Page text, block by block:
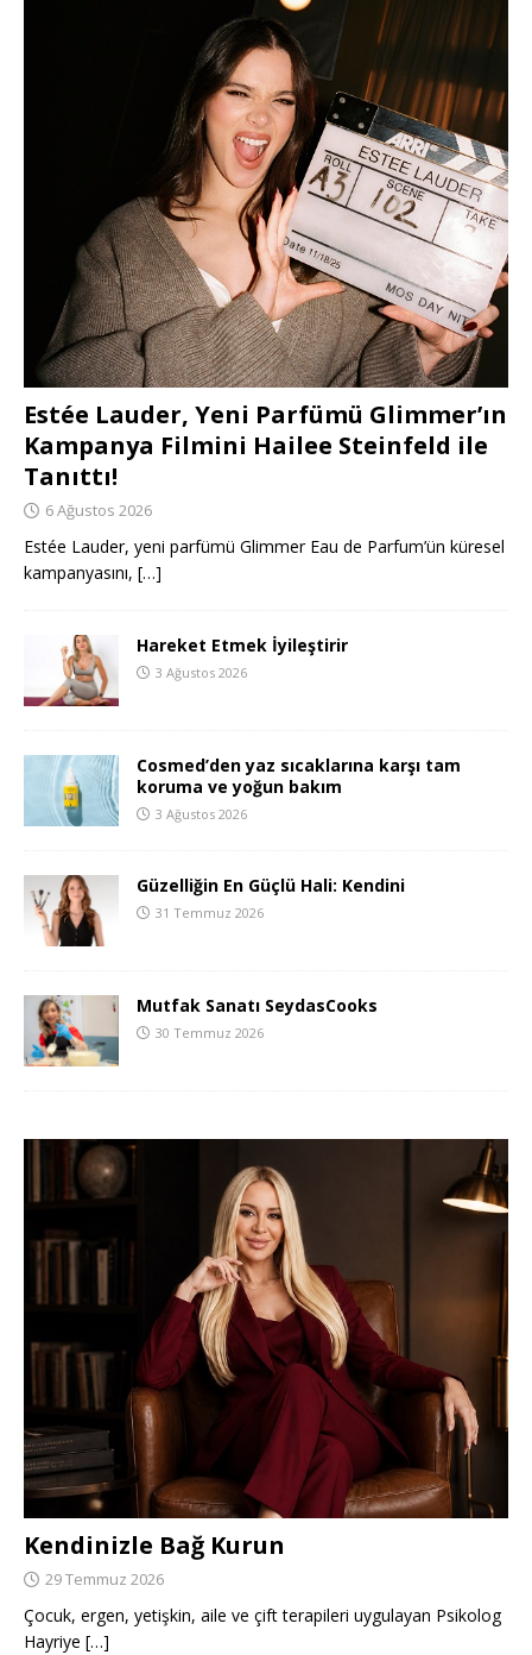
Estée Lauder, Yeni Parfümü Glimmer’ın
Kampanya Filmini Hailee Steinfeld ile
Tanıttı!
6 Ağustos 2026
Estée Lauder, yeni parfümü Glimmer Eau de Parfum’ün küresel
kampanyasını, […]
Hareket Etmek İyileştirir
3 Ağustos 2026
Cosmed’den yaz sıcaklarına karşı tam
koruma ve yoğun bakım
3 Ağustos 2026
Güzelliğin En Güçlü Hali: Kendini
31 Temmuz 2026
Mutfak Sanatı SeydasCooks
30 Temmuz 2026
Kendinizle Bağ Kurun
29 Temmuz 2026
Çocuk, ergen, yetişkin, aile ve çift terapileri uygulayan Psikolog
Hayriye […]